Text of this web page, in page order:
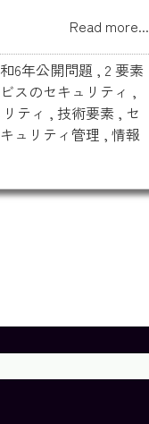
Read more...
6年公開問題 , 2 要素
スのセキュリティ ,
ティ , 技術要素 , セ
ュリティ管理 , 情報